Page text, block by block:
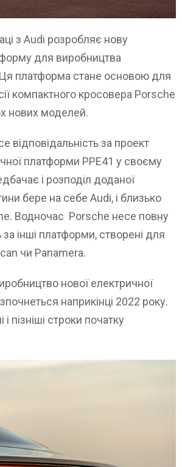
з Audi розробляє нову
для виробництва
Ця платформа стане основою для
компактного кросовера Porsche
нових моделей.
відповідальність за проект
платформи PPE41 у своєму
і розподіл доданої
бере на себе Audi, і близько
Водночас Porsche несе повну
за інші платформи, створені для
чи Panamera.
нової електричної
наприкінці 2022 року.
пізніші строки початку